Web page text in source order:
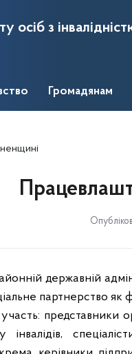
осіб з
Громадянам
державній
партнерство як
представники
інвалідів,